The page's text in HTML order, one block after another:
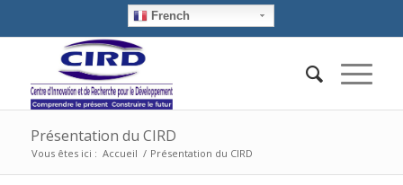
French
Présentation du CIRD
Vous êtes ici : Accueil / Présentation du CIRD